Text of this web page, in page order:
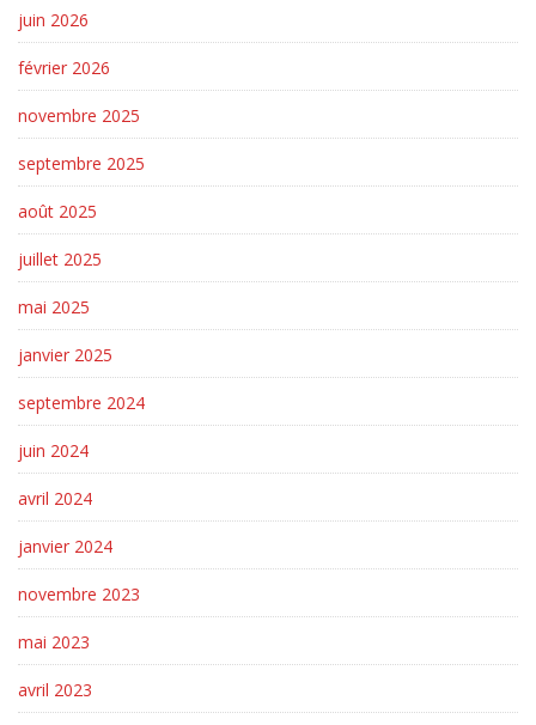
juin 2026
février 2026
novembre 2025
septembre 2025
août 2025
juillet 2025
mai 2025
janvier 2025
septembre 2024
juin 2024
avril 2024
janvier 2024
novembre 2023
mai 2023
avril 2023